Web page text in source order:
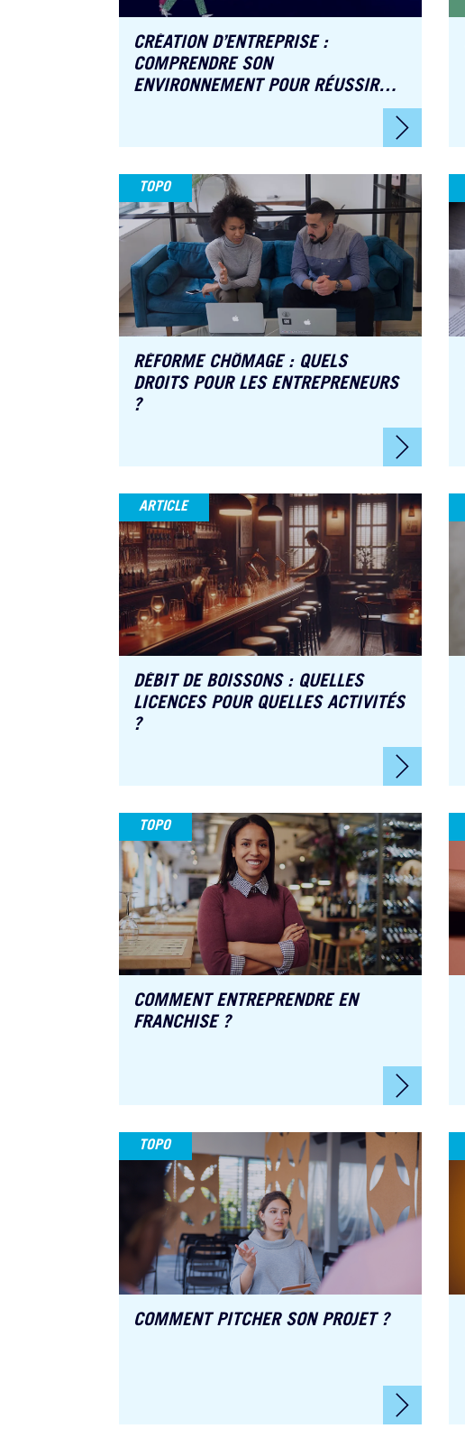
CRÉATION D’ENTREPRISE :
COMPRENDRE SON
ENVIRONNEMENT POUR RÉUSSIR
TOPO
RÉFORME CHÔMAGE : QUELS
DROITS POUR LES ENTREPRENEURS
?
ARTICLE
DÉBIT DE BOISSONS : QUELLES
LICENCES POUR QUELLES ACTIVITÉS
?
TOPO
COMMENT ENTREPRENDRE EN
FRANCHISE ?
TOPO
COMMENT PITCHER SON PROJET ?
Laurent Simo
Expert-comptable et
commissaire aux
comptes, Associé